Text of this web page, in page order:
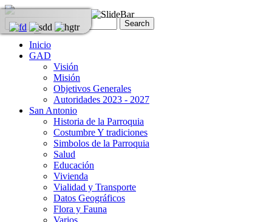
Inicio
GAD
Visión
Misión
Objetivos Generales
Autoridades 2023 - 2027
San Antonio
Historia de la Parroquia
Costumbre Y tradiciones
Simbolos de la Parroquia
Salud
Educación
Vivienda
Vialidad y Transporte
Datos Geográficos
Flora y Fauna
Varios